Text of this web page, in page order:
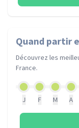
Quand partir
Découvrez les
France.
J F M A